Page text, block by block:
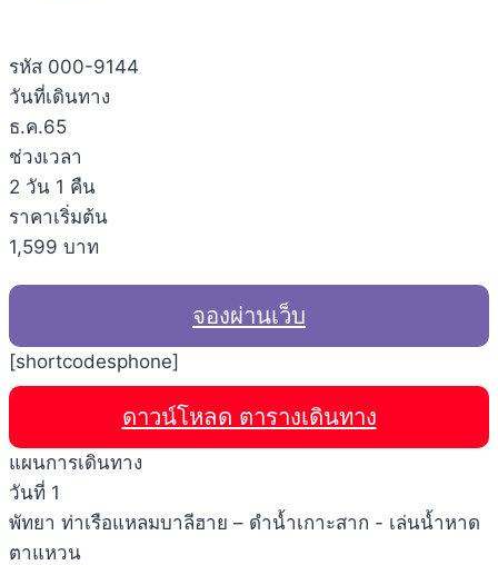
รหัส 000-9144
วันที่เดินทาง
ธ.ค.65
ช่วงเวลา
2 วัน 1 คืน
ราคาเริ่มต้น
1,599 บาท
จองผ่านเว็บ
[shortcodesphone]
ดาวน์โหลด ตารางเดินทาง
แผนการเดินทาง
วันที่ 1
พัทยา ท่าเรือแหลมบาลีฮาย – ดำน้ำเกาะสาก - เล่นน้ำหาด
ตาแหวน